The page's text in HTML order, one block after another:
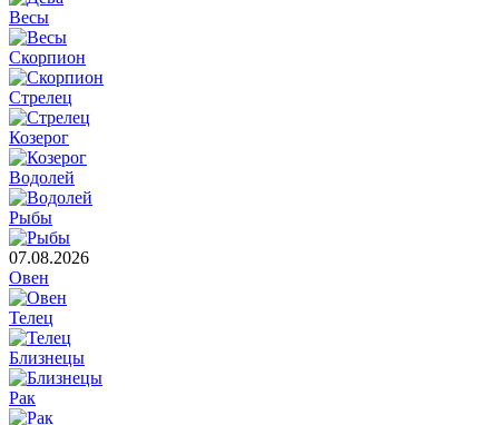
Весы
Скорпион
Стрелец
Козерог
Водолей
Рыбы
07.08.2026
Овен
Телец
Близнецы
Рак